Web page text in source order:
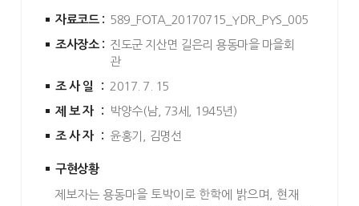
자료코드 : 589_FOTA_20170715_YDR_PYS_005
조사장소 : 진도군 지산면 길은리 용동마을 마을회
관
조사일 : 2017. 7. 15
제보자 : 박양수(남, 73세, 1945년)
조사자 : 윤홍기, 김명선
구현상황
제보자는 용동마을 토박이로 한학에 밝으며, 현재